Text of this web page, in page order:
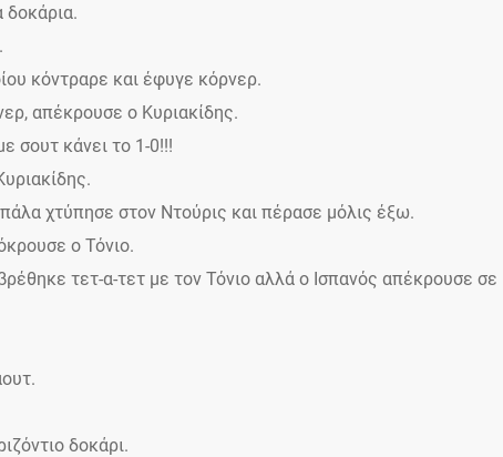
δοκάρια.
κόντραρε και έφυγε κόρνερ.
απέκρουσε ο Κυριακίδης.
σουτ κάνει το 1-0!!!
χτύπησε στον Ντούρις και πέρασε μόλις έξω.
ο Τόνιο.
τετ-α-τετ με τον Τόνιο αλλά ο Ισπανός απέκρουσε σε
δοκάρι.